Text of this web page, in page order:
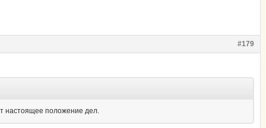
#179
настоящее положение дел.